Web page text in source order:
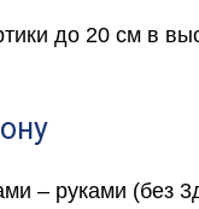
до 20 см в
– руками (без